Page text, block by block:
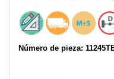
Número de pieza: